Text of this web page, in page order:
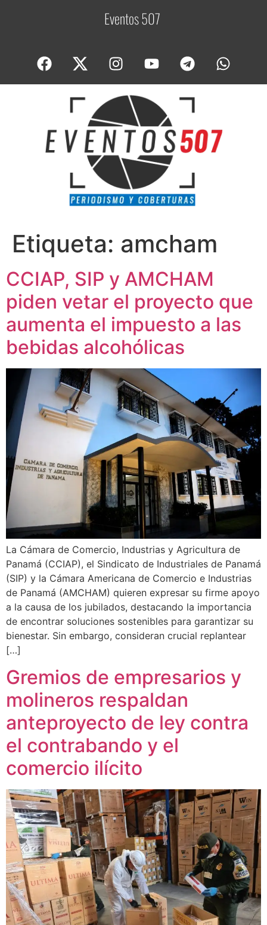
Eventos 507C
Etiqueta: amcham
CCIAP, SIP y AMCHAM
piden vetar el proyecto que
aumenta el impuesto a las
bebidas alcohólicas
La Cámara de Comercio, Industrias y Agricultura de
Panamá (CCIAP), el Sindicato de Industriales de Panamá
(SIP) y la Cámara Americana de Comercio e Industrias
de Panamá (AMCHAM) quieren expresar su firme apoyo
a la causa de los jubilados, destacando la importancia
de encontrar soluciones sostenibles para garantizar su
bienestar. Sin embargo, consideran crucial replantear
[…]
Gremios de empresarios y
molineros respaldan
anteproyecto de ley contra
el contrabando y el
comercio ilícito